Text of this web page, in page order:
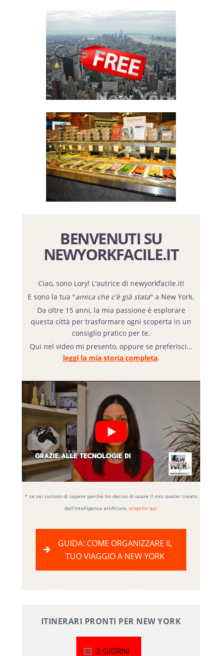
HOTEL A NEW YORK
COSE DA FARE GRATIS A NEW
YORK
8 Leggi
DOVE MANGIARE A NEW YORK
Leggi
BENVENUTI SU
NEWYORKFACILE.IT
Ciao, sono Lory! L'autrice di newyorkfacile.it!
E sono la tua "amica che c'è già stata" a New York.
Da oltre 15 anni, la mia passione è esplorare
questa città per trasformare ogni scoperta in un
consiglio pratico per te.
Qui nel video mi presento, oppure se preferisci...
leggi la mia storia completa.
* se sei curioso di sapere perchè ho deciso di usare il mio avatar creato
dall'intelligenza artificiale, scoprilo qui.
GUIDA: COME ORGANIZZARE IL
TUO VIAGGIO A NEW YORK
ITINERARI PRONTI PER NEW YORK
2 GIORNI